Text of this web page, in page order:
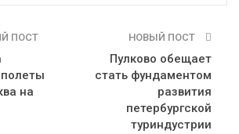
ПОСТ
на
НОВЫЙ ПОСТ
Пулково обещает
стать фундаментом
развития
петербургской
туриндустрии